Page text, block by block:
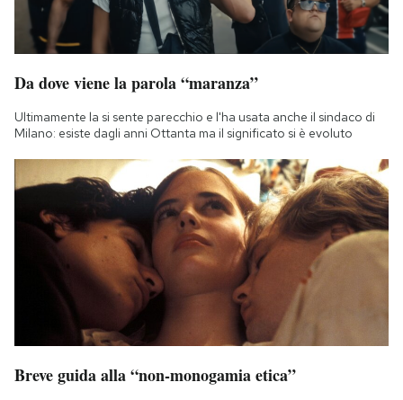
Da dove viene la parola “maranza”
Ultimamente la si sente parecchio e l'ha usata anche il sindaco di
Milano: esiste dagli anni Ottanta ma il significato si è evoluto
Breve guida alla “non-monogamia etica”